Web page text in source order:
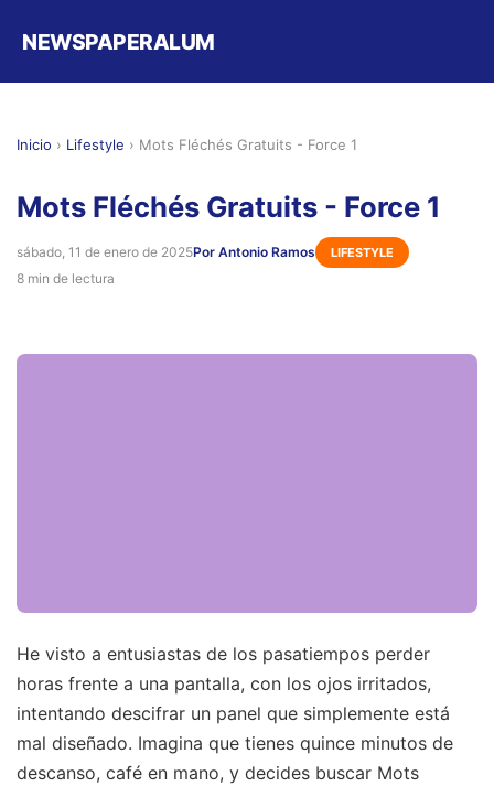
NEWSPAPERALUM
Inicio › Lifestyle › Mots Fléchés Gratuits - Force 1
Mots Fléchés Gratuits - Force 1
sábado, 11 de enero de 2025Por Antonio Ramos LIFESTYLE
8 min de lectura
He visto a entusiastas de los pasatiempos perder
horas frente a una pantalla, con los ojos irritados,
intentando descifrar un panel que simplemente está
mal diseñado. Imagina que tienes quince minutos de
descanso, café en mano, y decides buscar Mots